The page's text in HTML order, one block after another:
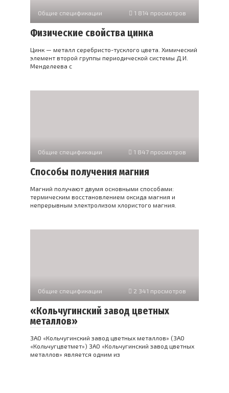
Общие спецификации 1 814 просмотров
Физические свойства цинка
Цинк — металл серебристо-тусклого цвета. Химический
элемент второй группы периодической системы Д.И.
Менделеева с
Общие спецификации 1 847 просмотров
Способы получения магния
Магний получают двумя основными способами:
термическим восстановлением оксида магния и
непрерывным электролизом хлористого магния.
Общие спецификации 2 341 просмотров
«Кольчугинский завод цветных
металлов»
ЗАО «Кольчугинский завод цветных металлов» (ЗАО
«Кольчугцветмет») ЗАО «Кольчугинский завод цветных
металлов» является одним из